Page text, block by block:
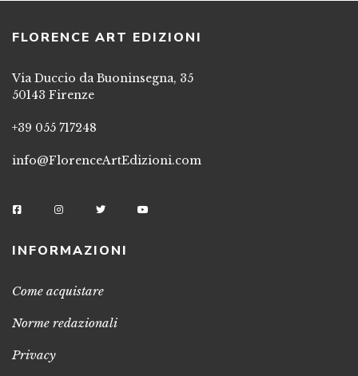
FLORENCE ART EDIZIONI
Via Duccio da Buoninsegna, 35
50143 Firenze
+39 055 717248
info@FlorenceArtEdizioni.com
INFORMAZIONI
Come acquistare
Norme redazionali
Privacy